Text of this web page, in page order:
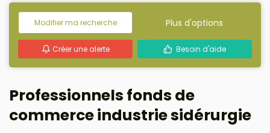
Rejoindre le groupement
Estimation
Modifier ma recherche Plus d'options
Créer une alerte Besoin d'aide
Professionnels fonds de
commerce industrie sidérurgie